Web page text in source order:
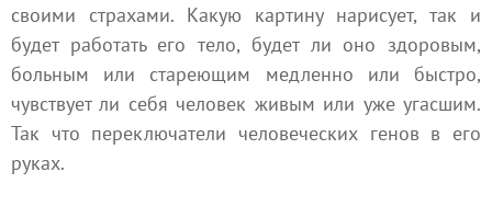
своими страхами. Какую картину нарисует, так и
будет работать его тело, будет ли оно здоровым,
больным или стареющим медленно или быстро,
чувствует ли себя человек живым или уже угасшим.
Так что переключатели человеческих генов в его
руках.